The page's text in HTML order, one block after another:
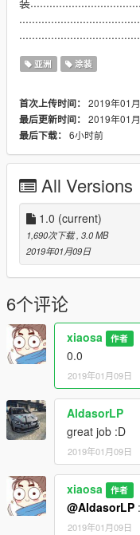
亚洲 涂装
首次上传时间： 2019年01
最后更新时间： 2019年01
最后下载： 6小时前
All Versions
1.0 (current)
1,690次下载 , 3.0 MB
2019年01月09日
6个评论
xiaosa 作者
0.0
2019年01月09日
AldasorLP
great job :D
2019年01月09日
xiaosa 作者
@AldasorLP
2019年01月09日